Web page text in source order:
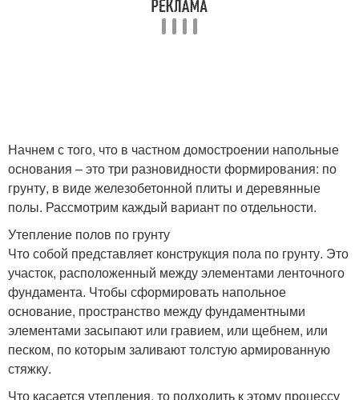
Начнем с того, что в частном домостроении напольные
основания – это три разновидности формирования: по
грунту, в виде железобетонной плиты и деревянные
полы. Рассмотрим каждый вариант по отдельности.
Утепление полов по грунту
Что собой представляет конструкция пола по грунту. Это
участок, расположенный между элементами ленточного
фундамента. Чтобы сформировать напольное
основание, пространство между фундаментными
элементами засыпают или гравием, или щебнем, или
песком, по которым заливают толстую армированную
стяжку.
Что касается утепления, то подходить к этому процессу